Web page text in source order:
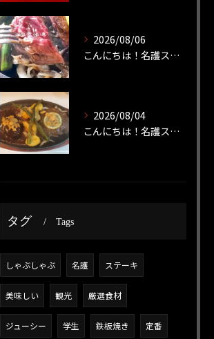
2026/08/06
こんにちは！名護ステーキです！
2026/08/04
こんにちは！名護ステーキです！
タグ Tags
しゃぶしゃぶ 名護 ステーキ
美味しい 観光 厳選食材
ジューシー 学生 鉄板焼き 定番